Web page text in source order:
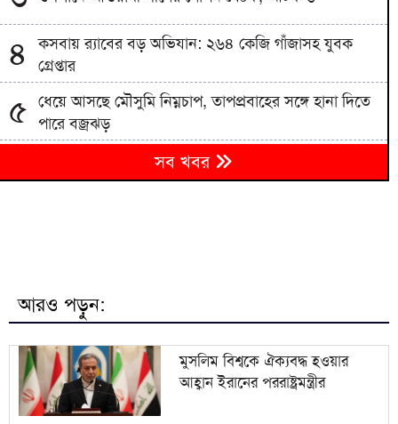
৪
কসবায় র‍্যাবের বড় অভিযান: ২৬৪ কেজি গাঁজাসহ যুবক
গ্রেপ্তার
৫ ধেয়ে আসছে মৌসুমি নিম্নচাপ, তাপপ্রবাহের সঙ্গে হানা দিতে
পারে বজ্রঝড়
শাহজালাল বিমানবন্দরের বলাকা লাউঞ্জে আগুন
৯
জনের
১০ গ্রিস উপকূলে দুই শতাধিক অভিবাসী উদ্ধার, বেশির ভাগই
বাংলাদেশি
সব খবর
আরও পড়ুন:
মুসলিম বিশ্বকে ঐক্যবদ্ধ হওয়ার
আহ্বান ইরানের পররাষ্ট্রমন্ত্রীর